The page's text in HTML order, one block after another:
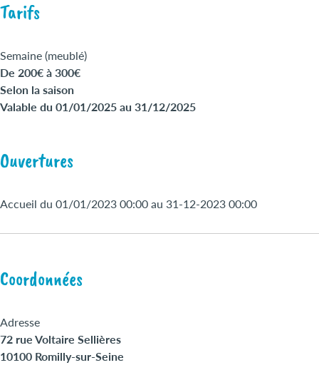
Tarifs
Semaine (meublé)
De 200€ à 300€
Selon la saison
Valable du 01/01/2025 au 31/12/2025
Ouvertures
Accueil du 01/01/2023 00:00 au 31-12-2023 00:00
Coordonnées
Adresse
72 rue Voltaire Sellières
10100 Romilly-sur-Seine